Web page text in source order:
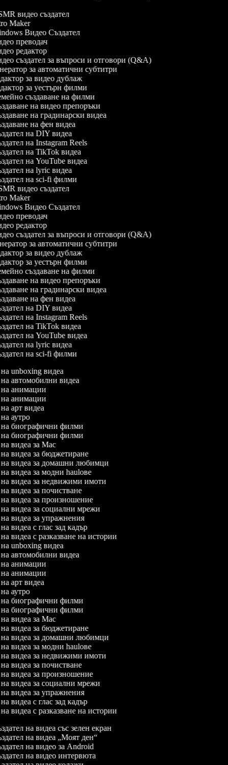
видео създател
Maker
Видео Създател
преводач
редактор
създател за въпроси и отговори (Q&A)
за автоматични субтитри
за видео дублаж
за уестърн филми
създаване на филми
на видео препоръки
на градинарски видеа
на фен видеа
на DIY видеа
на Instagram Reels
на TikTok видеа
на YouTube видеа
на lyric видеа
на sci-fi филми
видео създател
Maker
Видео Създател
преводач
редактор
създател за въпроси и отговори (Q&A)
за автоматични субтитри
за видео дублаж
за уестърн филми
създаване на филми
на видео препоръки
на градинарски видеа
на фен видеа
на DIY видеа
на Instagram Reels
на TikTok видеа
на YouTube видеа
на lyric видеа
на sci-fi филми
на unboxing видеа
на автомобилни видеа
на анимации
на анимации
на арт видеа
на аутро
на биографични филми
на биографични филми
на видеа за Mac
на видеа за бюджетиране
на видеа за домашни любимци
на видеа за модни haulове
на видеа за недвижими имоти
на видеа за почистване
на видеа за произношение
на видеа за социални мрежи
на видеа за упражнения
на видеа с глас зад кадър
на видеа с разказване на истории
на unboxing видеа
на автомобилни видеа
на анимации
на анимации
на арт видеа
на аутро
на биографични филми
на биографични филми
на видеа за Mac
на видеа за бюджетиране
на видеа за домашни любимци
на видеа за модни haulове
на видеа за недвижими имоти
на видеа за почистване
на видеа за произношение
на видеа за социални мрежи
на видеа за упражнения
на видеа с глас зад кадър
на видеа с разказване на истории
на видеа със зелен екран
на видеа „Моят ден“
на видео за Android
на видео интервюта